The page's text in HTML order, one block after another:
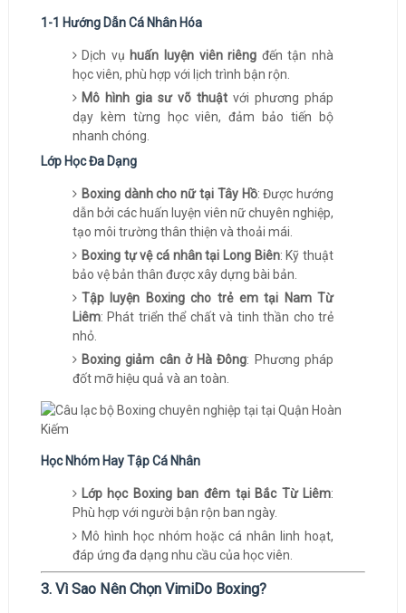
1-1 Hướng Dẫn Cá Nhân Hóa
Dịch vụ huấn luyện viên riêng đến tận nhà
học viên, phù hợp với lịch trình bận rộn.
Mô hình gia sư võ thuật với phương pháp
dạy kèm từng học viên, đảm bảo tiến bộ
nhanh chóng.
Lớp Học Đa Dạng
Boxing dành cho nữ tại Tây Hồ: Được hướng
dẫn bởi các huấn luyện viên nữ chuyên nghiệp,
tạo môi trường thân thiện và thoải mái.
Boxing tự vệ cá nhân tại Long Biên: Kỹ thuật
bảo vệ bản thân được xây dựng bài bản.
Tập luyện Boxing cho trẻ em tại Nam Từ
Liêm: Phát triển thể chất và tinh thần cho trẻ
nhỏ.
Boxing giảm cân ở Hà Đông: Phương pháp
đốt mỡ hiệu quả và an toàn.
Học Nhóm Hay Tập Cá Nhân
Lớp học Boxing ban đêm tại Bắc Từ Liêm:
Phù hợp với người bận rộn ban ngày.
Mô hình học nhóm hoặc cá nhân linh hoạt,
đáp ứng đa dạng nhu cầu của học viên.
3. Vì Sao Nên Chọn VimiDo Boxing?